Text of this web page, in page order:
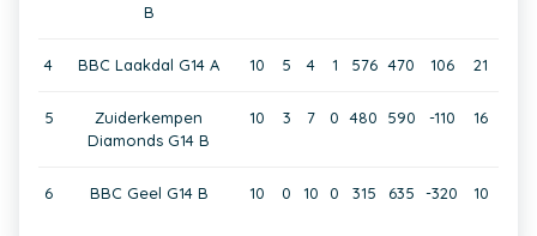
B
4 BBC Laakdal G14 A 10 5 4 1 576 470 106 21
5
Zuiderkempen
Diamonds G14 B
10 3 7 0 480 590 -110 16
6 BBC Geel G14 B 10 0 10 0 315 635 -320 10